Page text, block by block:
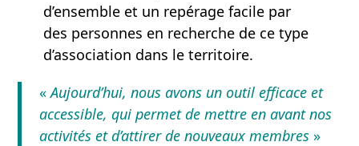
d’ensemble et un repérage facile par
des personnes en recherche de ce type
d’association dans le territoire.
«Aujourd’hui, nous avons un outil efficace et
accessible, qui permet de mettre en avant nos
activités et d’attirer de nouveaux membres »